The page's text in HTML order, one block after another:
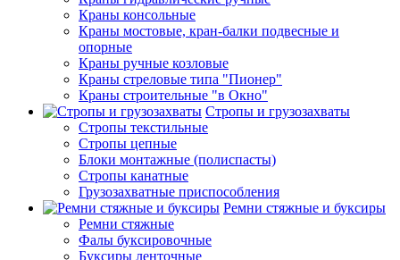
Краны консольные
Краны мостовые, кран-балки подвесные и
опорные
Краны ручные козловые
Краны стреловые типа "Пионер"
Краны строительные "в Окно"
Стропы и грузозахваты
Стропы текстильные
Стропы цепные
Блоки монтажные (полиспасты)
Стропы канатные
Грузозахватные приспособления
Ремни стяжные и буксиры
Ремни стяжные
Фалы буксировочные
Буксиры ленточные